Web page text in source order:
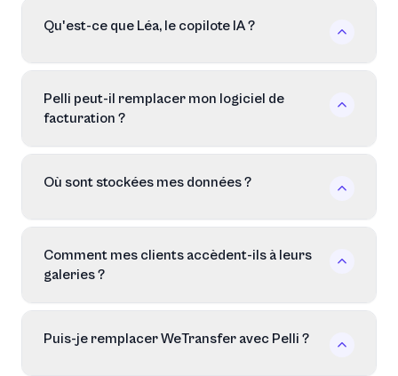
Qu'est-ce que Léa, le copilote IA ?
Pelli peut-il remplacer mon logiciel de
facturation ?
Où sont stockées mes données ?
Comment mes clients accèdent-ils à leurs
galeries ?
Puis-je remplacer WeTransfer avec Pelli ?